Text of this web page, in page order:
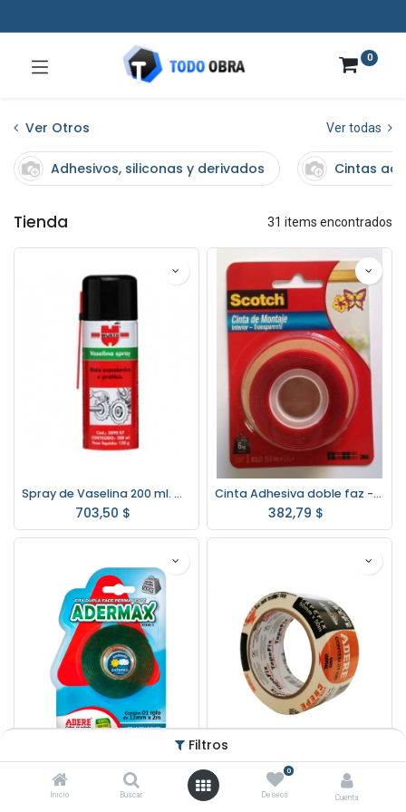
Filtros
Inicio Buscar
0
Deseos Cuenta
0
Ver Otros Ver todas
Adhesivos, siliconas y derivados Cintas
Tienda 31 items encontrados
Spray de Vaselina 200 ml. Wurth
703,50 $
Cinta Adhesiva doble faz -3M- Interior Transparente
382,79 $
$ 259,99